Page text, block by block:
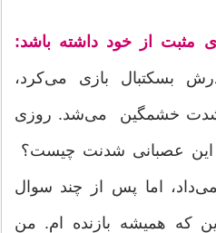
مثبت از خود داشته باشد:
بسکتبال بازی می‌کرد،
خشمگین می‌شد. روزی
عصبانی شدنت چیست؟
اما پس از چند سوال
که همیشه بازنده ام. من